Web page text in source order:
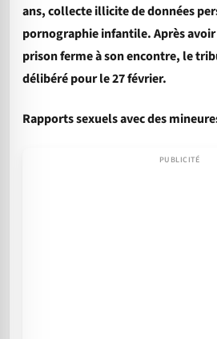
ans, collecte illicite de données
pornographie infantile. Après avoir
prison ferme à son encontre, le
délibéré pour le 27 février.
Rapports sexuels avec des